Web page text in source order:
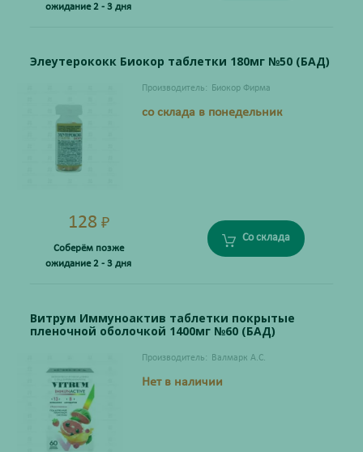
ожидание 2 - 3 дня
Элеутерококк Биокор таблетки 180мг №50 (БАД)
Производитель: Биокор Фирма
со склада в понедельник
128 ₽
Соберём позже
ожидание 2 - 3 дня
Со склада
Витрум Иммуноактив таблетки покрытые
пленочной оболочкой 1400мг №60 (БАД)
Производитель: Валмарк А.С.
Нет в наличии